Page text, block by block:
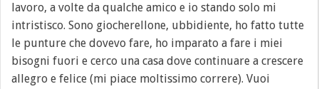
lavoro, a volte da qualche amico e io stando solo mi
intristisco. Sono giocherellone, ubbidiente, ho fatto tutte
le punture che dovevo fare, ho imparato a fare i miei
bisogni fuori e cerco una casa dove continuare a crescere
allegro e felice (mi piace moltissimo correre). Vuoi